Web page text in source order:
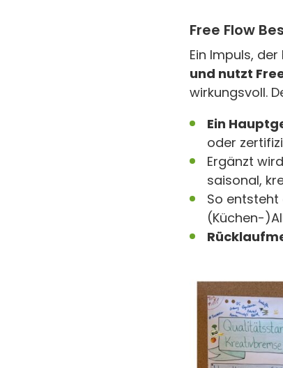
Free Flow
Ein Impuls,
und nutzt
wirkungsvoll.
Ein
oder
Ergänzt
saisonal,
So entsteht
(Küchen-